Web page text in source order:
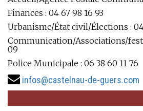
Finances : 04 67 98 16 93
Urbanisme/État civil/Élections :
Communication/Associations/
09
Police Municipale : 06 38 60 11 76
infos@castelnau-de-guers.com